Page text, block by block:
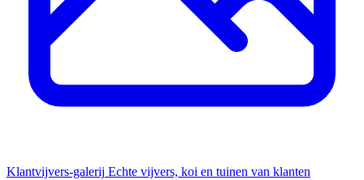
Klantvijvers-galerij Echte vijvers, koi en tuinen van klanten